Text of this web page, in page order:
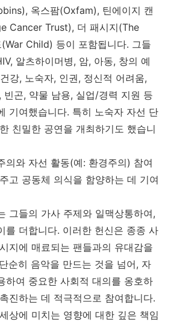
옥스팜(Oxfam), 틴에이지 캔
Cancer Trust), 더 패시지(The
(War Child) 등이 포함됩니다. 그들
알츠하이머병, 암, 아동, 창의 예
건강, 노숙자, 인권, 정신적 어려움,
, 빈곤, 약물 남용, 실업/경력 지원 등
기여했습니다. 특히 노숙자 자선 단
친밀한 공연을 개최하기도 했습니
의와 자선 활동(예: 환경주의) 참여
고 공동체 의식을 함양하는 데 기여
그들의 가사 주제와 일맥상통하여,
를 더합니다. 이러한 헌신은 종종 사
지에 매료되는 팬들과의 유대감을
순히 음악을 만드는 것을 넘어, 자
하여 중요한 사회적 대의를 옹호하
진하는 데 적극적으로 참여합니다.
상에 미치는 영향에 대한 깊은 책임